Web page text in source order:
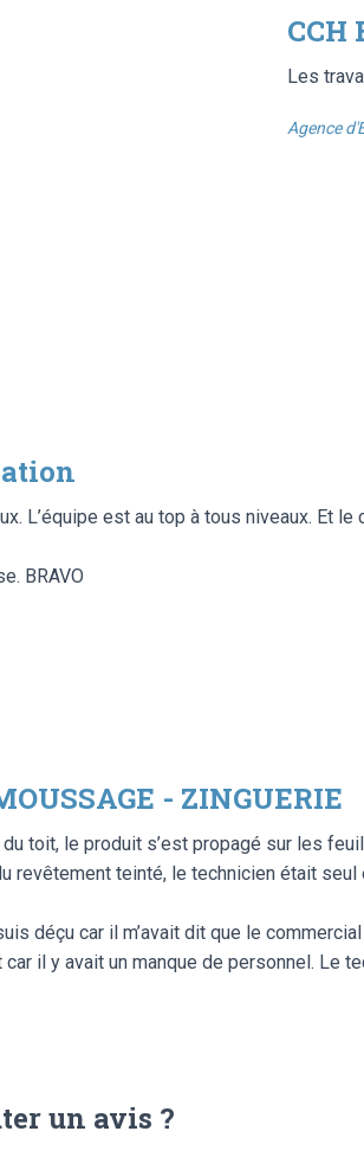
CCH
Les
Agence
L’équipe est au top à tous niveaux. Et
BRAVO
- ZINGUERIE
toit, le produit s’est propagé sur les
revêtement teinté, le technicien était
déçu car il m’avait dit que le
il y avait un manque de personnel. Le
un avis ?